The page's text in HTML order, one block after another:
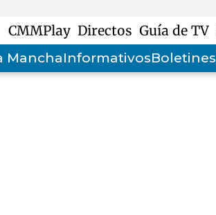
CMMPlay Directos Guía de TV
ManchaInformativosBoletines